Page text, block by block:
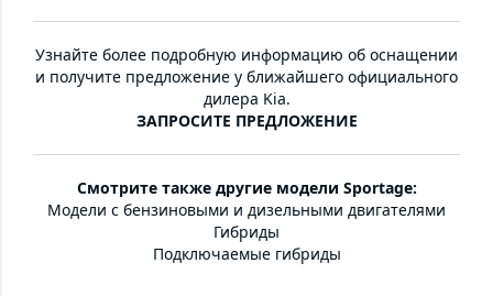
Узнайте более подробную информацию об оснащении
и получите предложение у ближайшего официального
дилера Kia.
ЗАПРОСИТЕ ПРЕДЛОЖЕНИЕ
Смотрите также другие модели Sportage:
Модели с бензиновыми и дизельными двигателями
Гибриды
Подключаемые гибриды